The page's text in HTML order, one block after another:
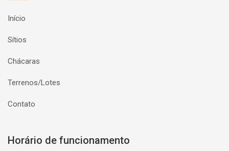
Início
Sítios
Chácaras
Terrenos/Lotes
Contato
Horário de funcionamento